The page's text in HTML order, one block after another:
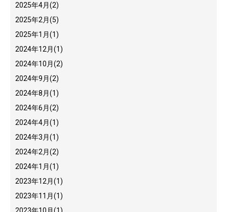
2025年4月(2)
2025年2月(5)
2025年1月(1)
2024年12月(1)
2024年10月(2)
2024年9月(2)
2024年8月(1)
2024年6月(2)
2024年4月(1)
2024年3月(1)
2024年2月(2)
2024年1月(1)
2023年12月(1)
2023年11月(1)